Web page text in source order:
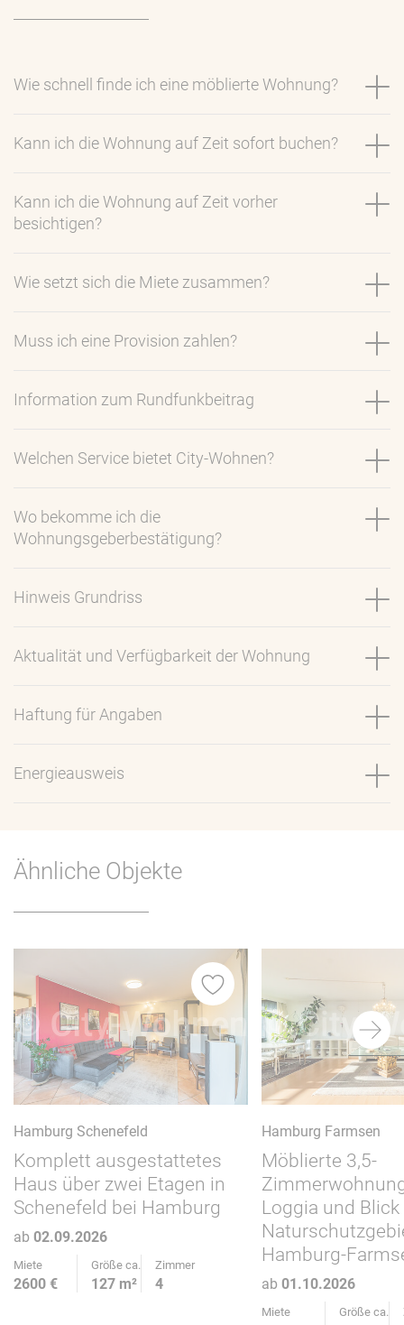
Wie schnell finde ich eine möblierte Wohnung?
Kann ich die Wohnung auf Zeit sofort buchen?
Kann ich die Wohnung auf Zeit vorher
besichtigen?
Wie setzt sich die Miete zusammen?
Muss ich eine Provision zahlen?
Information zum Rundfunkbeitrag
Welchen Service bietet City-Wohnen?
Wo bekomme ich die
Wohnungsgeberbestätigung?
Hinweis Grundriss
Aktualität und Verfügbarkeit der Wohnung
Haftung für Angaben
Energieausweis
Ähnliche Objekte
Hamburg Schenefeld
Komplett ausgestattetes
Haus über zwei Etagen in
Schenefeld bei Hamburg
ab 02.09.2026
Miete Größe ca. Zimmer
2600 € 127 m² 4
Hamburg Farmsen
Möblierte 3,5-
Loggia und
Hamburg-
ab 01.10.2026
Miete Größe ca.